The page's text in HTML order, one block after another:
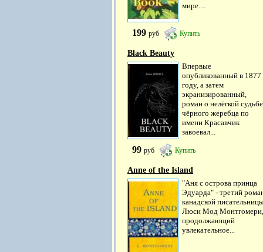
мире....
199 руб Купить
Black Beauty
Впервые
опубликованный в 1877
году, а затем
экранизированный,
роман о нелёгкой судьбе
чёрного жеребца по
имени Красавчик
завоевал...
99 руб Купить
Anne of the Island
"Аня с острова принца
Эдуарда" - третий
канадской
Люси Мод Монтгомери,
продолжающий
увлекательное...